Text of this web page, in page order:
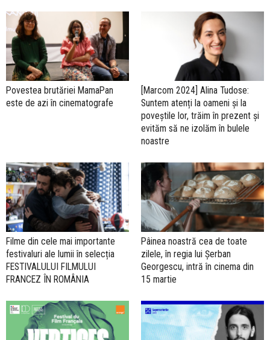
Povestea brutăriei MamaPan
este de azi în cinematografe
[Marcom 2024] Alina Tudose:
Suntem atenți la oameni și la
poveștile lor, trăim în prezent și
evităm să ne izolăm în bulele
noastre
Filme din cele mai importante
festivaluri ale lumii în selecția
FESTIVALULUI FILMULUI
FRANCEZ ÎN ROMÂNIA
Pâinea noastră cea de toate
zilele, în regia lui Șerban
Georgescu, intră în cinema din
15 martie